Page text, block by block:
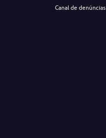
Canal de denúncias